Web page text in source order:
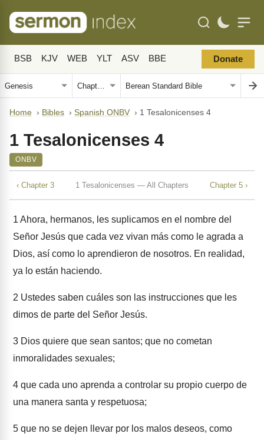
BSB KJV WEB YLT ASV BBE Donate
Home › Bibles › Spanish ONBV › 1 Tesalonicenses 4
1 Tesalonicenses 4
ONBV
‹ Chapter 3 1 Tesalonicenses — All Chapters Chapter 5 ›
1 Ahora, hermanos, les suplicamos en el nombre del
Señor Jesús que cada vez vivan más como le agrada a
Dios, así como lo aprendieron de nosotros. En realidad,
ya lo están haciendo.
2 Ustedes saben cuáles son las instrucciones que les
dimos de parte del Señor Jesús.
3 Dios quiere que sean santos; que no cometan
inmoralidades sexuales;
4 que cada uno aprenda a controlar su propio cuerpo de
una manera santa y respetuosa;
5 que no se dejen llevar por los malos deseos, como